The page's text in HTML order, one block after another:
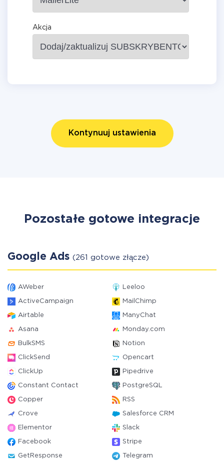
Akcja
Kontynuuj ustawienia
Pozostałe gotowe integracje
Google Ads (261 gotowe złącze)
AWeber Leeloo
ActiveCampaign MailChimp
Airtable ManyChat
Asana Monday.com
BulkSMS Notion
ClickSend Opencart
ClickUp Pipedrive
Constant Contact PostgreSQL
Copper RSS
Crove Salesforce CRM
Elementor Slack
Facebook Stripe
GetResponse Telegram